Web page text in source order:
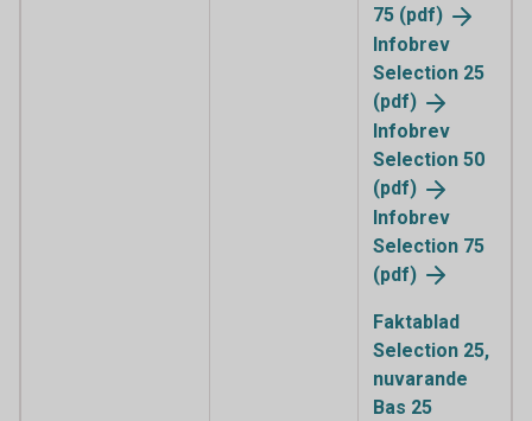
75 (pdf)
Infobrev
Selection 25
(pdf)
Infobrev
Selection 50
(pdf)
Infobrev
Selection 75
(pdf)
Faktablad
Selection 25,
nuvarande
Bas 25